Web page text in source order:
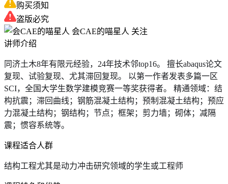
购买须知
盗版必究
会CAE的喵星人 关注
讲师介绍
同济土木8年有限元经验，24年技术邻top16。 擅长abaqus论文
复现、试验复现、尤其滞回复现。 以第一作者发表多篇一区
SCI，全国大学生数学建模竞赛一等奖获得者。 精通领域：结
构抗震；滞回曲线；钢筋混凝土结构；预制混凝土结构；预应
力混凝土结构；钢结构；节点；框架；剪力墙；砌体；减隔
震；惯容系统等。
课程适合人群
结构工程尤其是动力冲击研究领域的学生或工程师